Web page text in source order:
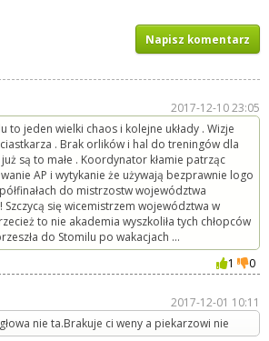
Napisz komentarz
2017-12-10 23:05
to jeden wielki chaos i kolejne układy . Wizje
. Brak orlików i hal do treningów dla
są to małe . Koordynator kłamie patrząc
AP i wytykanie że używają bezprawnie logo
do mistrzostw województwa
Szczycą się wicemistrzem województwa w
to nie akademia wyszkoliła tych chłopców
do Stomilu po wakacjach ...
1
0
2017-12-01 10:11
nie ta.Brakuje ci weny a piekarzowi nie